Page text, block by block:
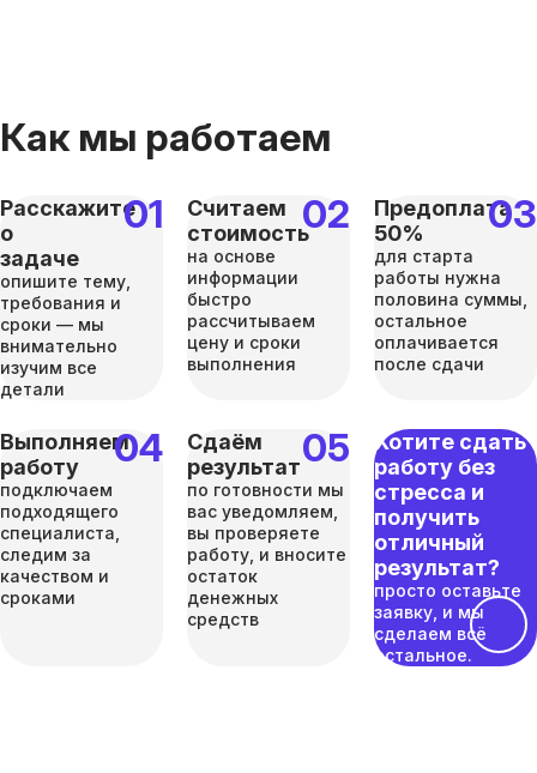
Как мы работаем
Расскажите
о
задаче
опишите тему,
требования и
сроки — мы
внимательно
изучим все
детали
Считаем
стоимость
на основе
информации
быстро
рассчитываем
цену и сроки
выполнения
Предоплата
50%
для старта
работы нужна
половина суммы,
остальное
оплачивается
после сдачи
Выполняем
работу
подключаем
подходящего
специалиста,
следим за
качеством и
сроками
Сдаём
результат
по готовности мы
вас уведомляем,
вы проверяете
работу, и вносите
остаток
денежных
средств
Хотите сдать
работу без
стресса и
получить
отличный
результат?
просто оставьте
заявку, и мы
сделаем всё
остальное.